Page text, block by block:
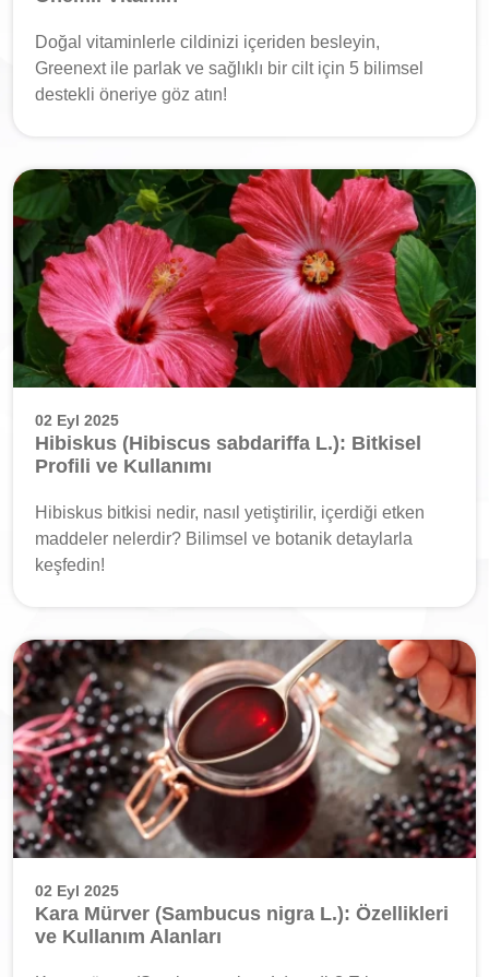
Doğal vitaminlerle cildinizi içeriden besleyin,
Greenext ile parlak ve sağlıklı bir cilt için 5 bilimsel
destekli öneriye göz atın!
02 Eyl 2025
Hibiskus (Hibiscus sabdariffa L.): Bitkisel
Profili ve Kullanımı
Hibiskus bitkisi nedir, nasıl yetiştirilir, içerdiği etken
maddeler nelerdir? Bilimsel ve botanik detaylarla
keşfedin!
02 Eyl 2025
Kara Mürver (Sambucus nigra L.): Özellikleri
ve Kullanım Alanları